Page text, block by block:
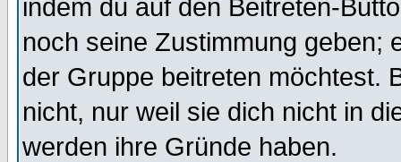
indem du auf den Beitreten-
noch seine Zustimmung geben;
der Gruppe beitreten möchtest.
nicht, nur weil sie dich nicht in
werden ihre Gründe haben.